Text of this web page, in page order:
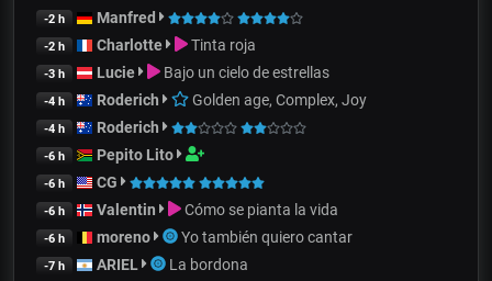
-2 h Manfred
-2 h Charlotte Tinta roja
-3 h Lucie Bajo un cielo de estrellas
-4 h Roderich Golden age, Complex, Joy
-4 h Roderich
-6 h Pepito Lito
-6 h CG
-6 h Valentin Cómo se pianta la vida
-6 h moreno Yo también quiero cantar
-7 h ARIEL La bordona